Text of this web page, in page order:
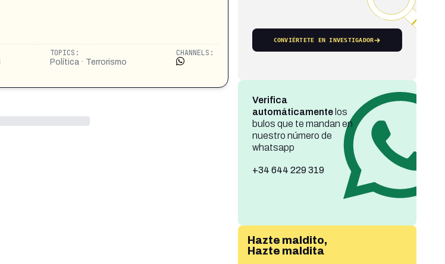
TOPICS:
Política · Terrorismo
CHANNELS:
CONVIÉRTETE EN INVESTIGADOR
Verifica
automáticamentelos
bulos que te mandan en
nuestro número de
whatsapp
+34 644 229 319
Hazte maldito,
Hazte maldita